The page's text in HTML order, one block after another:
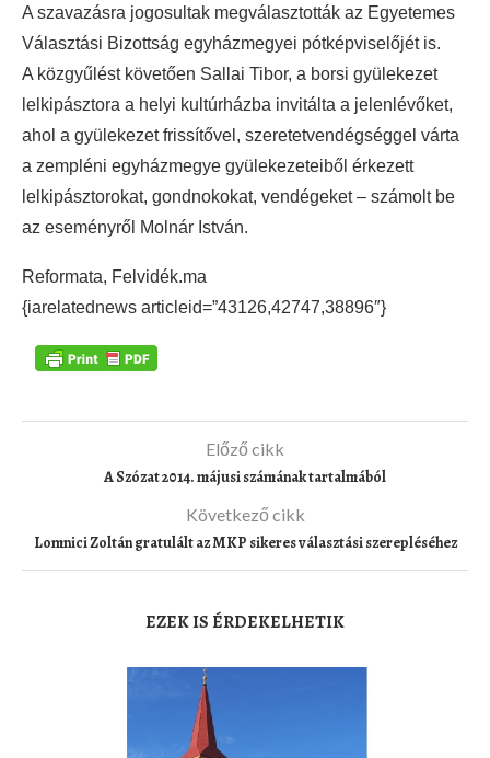
A szavazásra jogosultak megválasztották az Egyetemes
Választási Bizottság egyházmegyei pótképviselőjét is.
A közgyűlést követően Sallai Tibor, a borsi gyülekezet
lelkipásztora a helyi kultúrházba invitálta a jelenlévőket,
ahol a gyülekezet frissítővel, szeretetvendégséggel várta
a zempléni egyházmegye gyülekezeteiből érkezett
lelkipásztorokat, gondnokokat, vendégeket – számolt be
az eseményről Molnár István.
Reformata, Felvidék.ma
{iarelatednews articleid=”43126,42747,38896″}
Előző cikk
A Szózat 2014. májusi számának tartalmából
Következő cikk
Lomnici Zoltán gratulált az MKP sikeres választási szerepléséhez
EZEK IS ÉRDEKELHETIK